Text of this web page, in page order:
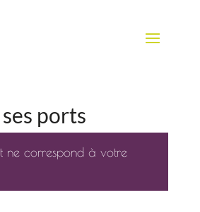
ports
ne correspond à votre